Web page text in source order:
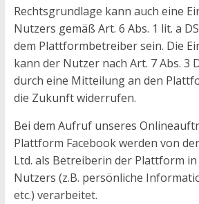
Rechtsgrundlage kann auch eine
Nutzers gemäß Art. 6 Abs. 1 lit. a
dem Plattformbetreiber sein. Die
kann der Nutzer nach Art. 7 Abs. 3
durch eine Mitteilung an den
die Zukunft widerrufen.
Bei dem Aufruf unseres
Plattform Facebook werden von
Ltd. als Betreiberin der Plattform in
Nutzers (z.B. persönliche
etc.) verarbeitet.